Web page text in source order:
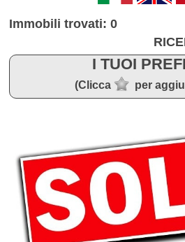
Immobili trovati: 0
I TUOI
(Clicca per